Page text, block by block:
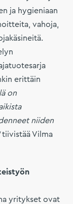
ja hygieniaan
vahoja,
erittäin
on
niiden
tiivistää Vilma
yritykset ovat